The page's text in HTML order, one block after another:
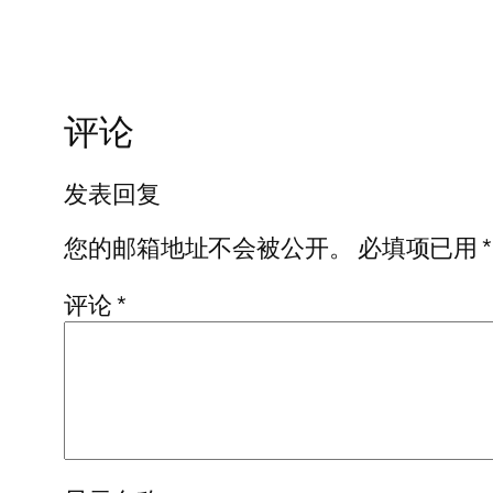
评论
发表回复
您的邮箱地址不会被公开。
必填项已用*
评论*